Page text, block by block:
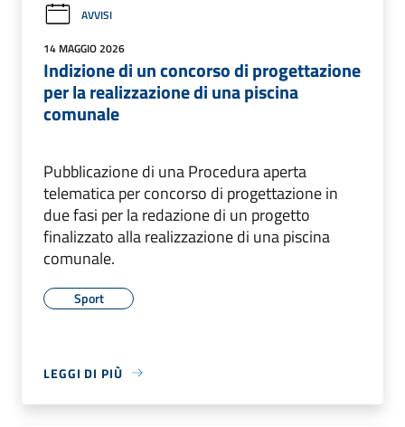
AVVISI
14 MAGGIO 2026
Indizione di un concorso di progettazione
per la realizzazione di una piscina
comunale
Pubblicazione di una Procedura aperta
telematica per concorso di progettazione in
due fasi per la redazione di un progetto
finalizzato alla realizzazione di una piscina
comunale.
Sport
LEGGI DI PIÙ